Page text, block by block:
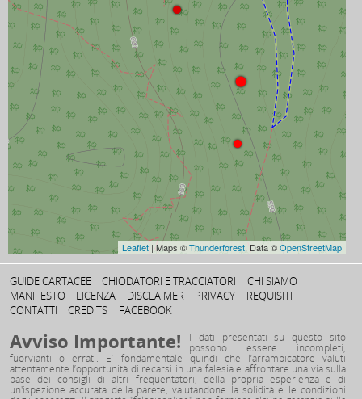
Leaflet | Maps ©Thunderforest, Data ©OpenStreetMap
GUIDE CARTACEE CHIODATORI E TRACCIATORI
CHI SIAMO
MANIFESTO
LICENZA DISCLAIMER PRIVACY
REQUISITI
CONTATTI
CREDITS FACEBOOK
Avviso Importante! I dati presentati su questo sito
possono essere incompleti,
fuorvianti o errati. E’ fondamentale quindi che l’arrampicatore valuti
attentamente l’opportunità di recarsi in una falesia e affrontare una via sulla
base dei consigli di altri frequentatori, della propria esperienza e di
un'ispezione accurata della parete, valutandone la solidità e le condizioni